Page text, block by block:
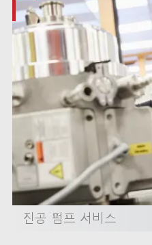
진공 펌프 서비스